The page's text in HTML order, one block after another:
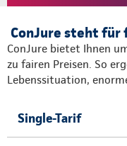
ConJure steht für
ConJure bietet Ihnen
zu fairen Preisen. So
Lebenssituation,
Single-Tarif